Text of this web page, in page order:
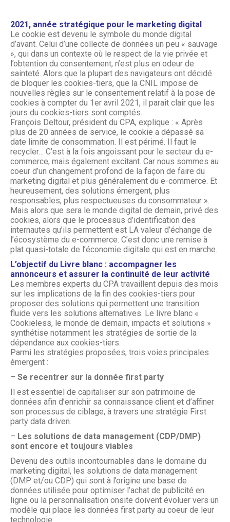
2021, année stratégique pour le marketing digital
Le cookie est devenu le symbole du monde digital
d’avant. Celui d’une collecte de données un peu « sauvage
», qui dans un contexte où le respect de la vie privée et
l’obtention du consentement, n’est plus en odeur de
sainteté. Alors que la plupart des navigateurs ont décidé
de bloquer les cookies-tiers, que la CNIL impose de
nouvelles règles sur le consentement relatif à la pose de
cookies à compter du 1er avril 2021, il parait clair que les
jours du cookies-tiers sont comptés.
François Deltour, président du CPA, explique : « Après
plus de 20 années de service, le cookie a dépassé sa
date limite de consommation. Il est périmé. Il faut le
recycler… C’est à la fois angoissant pour le secteur du e-
commerce, mais également excitant. Car nous sommes au
coeur d’un changement profond de la façon de faire du
marketing digital et plus généralement du e-commerce. Et
heureusement, des solutions émergent, plus
responsables, plus respectueuses du consommateur ».
Mais alors que sera le monde digital de demain, privé des
cookies, alors que le processus d’identification des
internautes qu’ils permettent est LA valeur d’échange de
l’écosystème du e-commerce. C’est donc une remise à
plat quasi-totale de l’économie digitale qui est en marche.
L’objectif du Livre blanc : accompagner les
annonceurs et assurer la continuité de leur activité
Les membres experts du CPA travaillent depuis des mois
sur les implications de la fin des cookies-tiers pour
proposer des solutions qui permettent une transition
fluide vers les solutions alternatives. Le livre blanc «
Cookieless, le monde de demain, impacts et solutions »
synthétise notamment les stratégies de sortie de la
dépendance aux cookies-tiers.
Parmi les stratégies proposées, trois voies principales
émergent :
– Se recentrer sur la donnée first party
Il est essentiel de capitaliser sur son patrimoine de
données afin d’enrichir sa connaissance client et d’affiner
son processus de ciblage, à travers une stratégie First
party data driven.
– Les solutions de data management (CDP/DMP)
sont encore et toujours viables
Devenu des outils incontournables dans le domaine du
marketing digital, les solutions de data management
(DMP et/ou CDP) qui sont à l’origine une base de
données utilisée pour optimiser l’achat de publicité en
ligne ou la personnalisation onsite doivent évoluer vers un
modèle qui place les données first party au coeur de leur
technologie.